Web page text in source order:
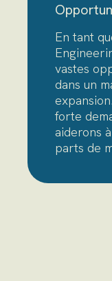
En tant
vastes
dans un
forte
aiderons
parts de